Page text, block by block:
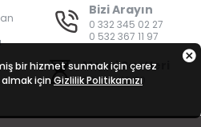
Bizi Arayın
0 332 345 02 27
0 532 367 11 97
Mesai Saatleri
08:00 - 19:00
bir hizmet sunmak için çerez
almak için Gizlilik Politikamızı